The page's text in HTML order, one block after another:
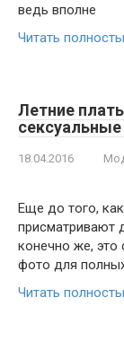
ведь вполне
Читать
Летние
сексуальные
18.04.2016
Еще до того,
присматривают
конечно же, это
фото для
Читать